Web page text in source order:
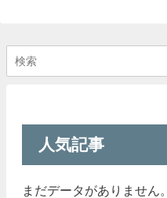
人気記事
まだデータがありません。